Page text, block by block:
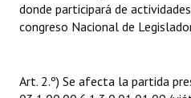
Entrega de distinciones
donde participará de
congreso Nacional de
Art. 2.º) Se afecta la partida